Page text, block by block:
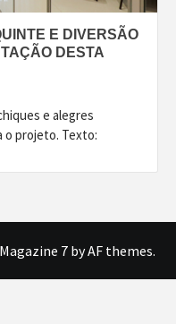
E DIVERSÃO
DESTA
e alegres
o projeto. Texto:
Magazine 7by AF themes.